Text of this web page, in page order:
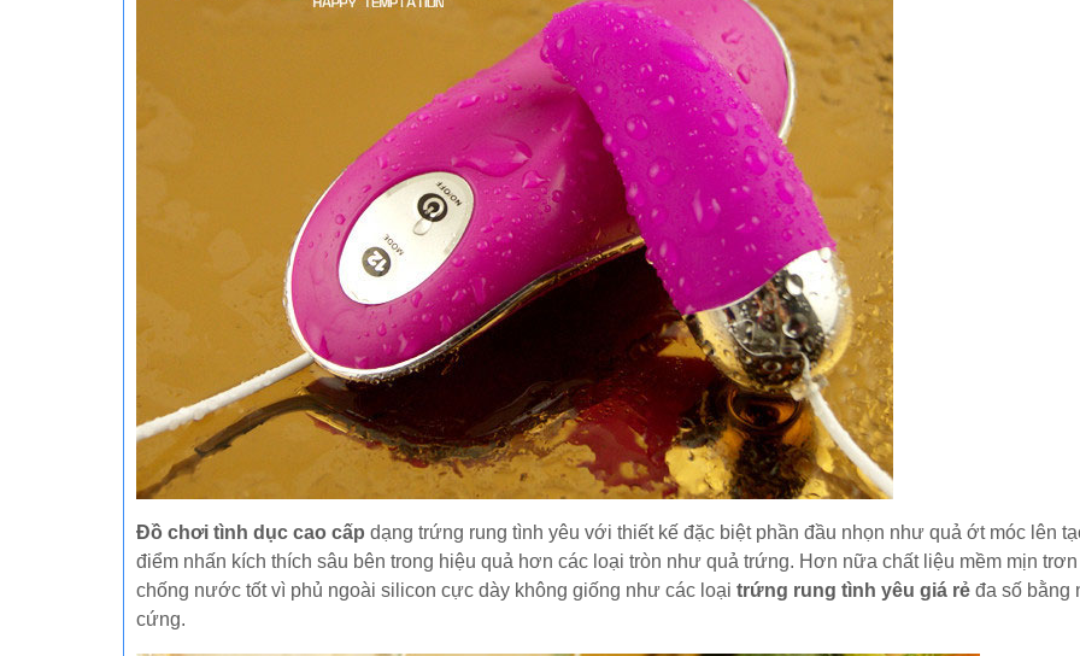
Đồ chơi tình dục cao cấp dạng trứng rung tình yêu với thiết kế đặc biệt phần đầu nhọn như quả ớt móc lên
điểm nhấn kích thích sâu bên trong hiệu quả hơn các loại tròn như quả trứng. Hơn nữa chất liệu mềm mịn
chống nước tốt vì phủ ngoài silicon cực dày không giống như các loại trứng rung tình yêu giá rẻ đa số bằng
cứng.